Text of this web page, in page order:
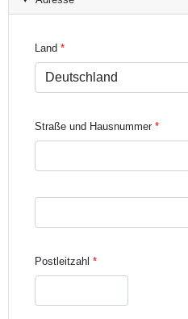
Land
Straße und Hausnummer
Straße und Hausnummer Zeile 3
Postleitzahl